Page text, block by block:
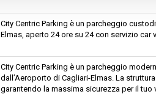
City Centric Parking è un parcheggio
Elmas, aperto 24 ore su 24 con servizio car
City Centric Parking è un parcheggio
dall’Aeroporto di Cagliari-Elmas. La
garantendo la massima sicurezza per il